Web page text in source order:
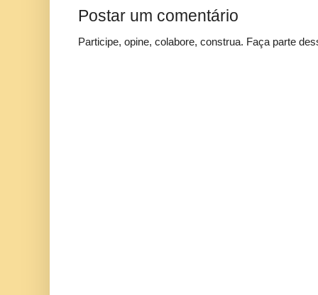
Postar um comentário
Participe, opine, colabore, construa. Faça parte